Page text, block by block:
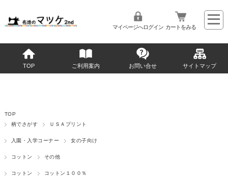
マイページへログイン カートをみる
TOP ご利用案内 お問い合せ サイトマップ
TOP
柄でさがす
ＵＳＡプリント
入園・入学コーナー 女の子向け
コットン その他
コットン コットン１００％